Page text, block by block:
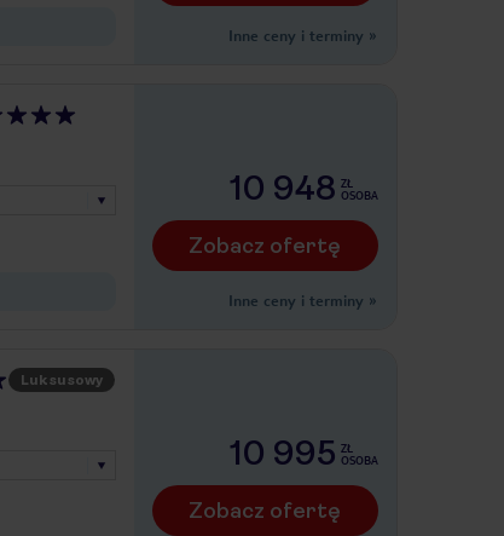
Inne ceny i terminy »
10 948 ZŁ
OSOBA
Zobacz ofertę
Inne ceny i terminy »
Luksusowy
10 995 ZŁ
OSOBA
Zobacz ofertę